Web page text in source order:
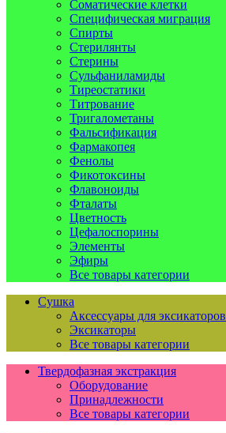
Соматические клетки
Специфическая миграция
Спирты
Стерилянты
Стерины
Сульфаниламиды
Тиреостатики
Титрование
Тригалометаны
Фальсификация
Фармакопея
Фенолы
Фикотоксины
Флавоноиды
Фталаты
Цветность
Цефалоспорины
Элементы
Эфиры
Все товары категории
Сушка
Аксессуары для эксикаторов
Эксикаторы
Все товары категории
Твердофазная экстракция
Оборудование
Принадлежности
Все товары категории